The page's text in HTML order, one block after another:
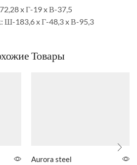
x Г-19 x В-37,5
Ш-183,6 x Г-48,3 x В-95,3
Товары
Aurora steel